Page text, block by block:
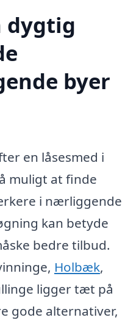
dygtig
byer
en låsesmed i
muligt at finde
i nærliggende
kan betyde
bedre tilbud.
Holbæk,
ligger tæt på
gode alternativer,